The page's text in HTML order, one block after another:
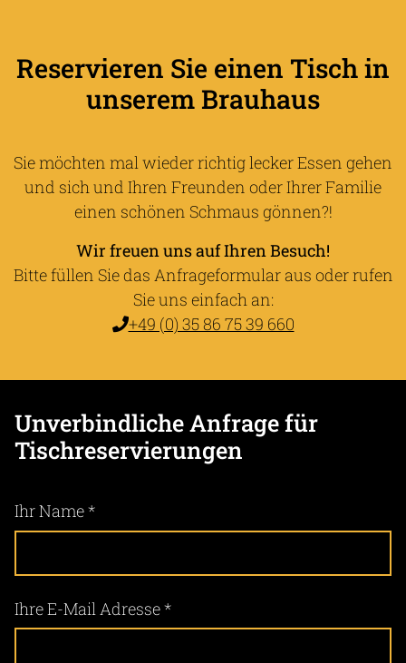
Reservieren Sie einen Tisch in
unserem Brauhaus
Sie möchten mal wieder richtig lecker Essen gehen
und sich und Ihren Freunden oder Ihrer Familie
einen schönen Schmaus gönnen?!
Wir freuen uns auf Ihren Besuch!
Bitte füllen Sie das Anfrageformular aus oder rufen
Sie uns einfach an:
+49 (0) 35 86 75 39 660
Unverbindliche Anfrage für
Tischreservierungen
Ihr Name*
Ihre E-Mail Adresse*